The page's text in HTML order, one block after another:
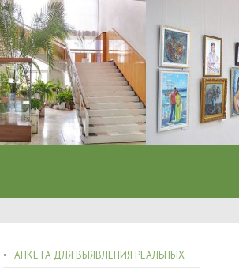
АНКЕТА ДЛЯ ВЫЯВЛЕНИЯ РЕАЛЬНЫХ